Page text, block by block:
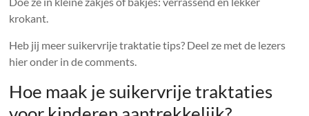
krokant.
Heb jij meer suikervrije traktatie tips? Deel ze met de lezers
hier onder in de comments.
Hoe maak je suikervrije traktaties